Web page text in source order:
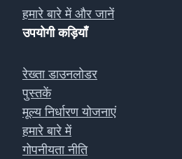
हमारे बारे में और जानें
उपयोगी कड़ियाँ
रेख्ता डाउनलोडर
पुस्तकें
मूल्य निर्धारण योजनाएं
हमारे बारे में
गोपनीयता नीति